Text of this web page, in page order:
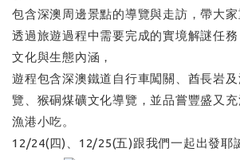
包含深澳周邊景點的導覽與走訪，帶大家
透過旅遊過程中需要完成的實境解謎任
文化與生態內涵，
遊程包含深澳鐵道自行車闖關、酋長岩
覽、猴硐煤礦文化導覽，並品嘗豐盛又
漁港小吃。
12/24(四)、12/25(五)跟我們一起出發耶